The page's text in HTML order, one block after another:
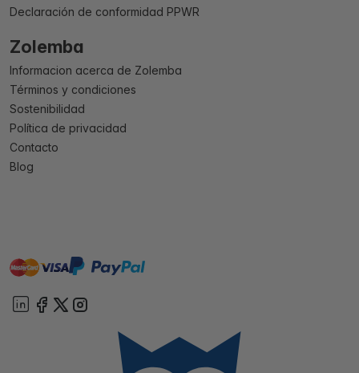
Declaración de conformidad PPWR
Zolemba
Informacion acerca de Zolemba
Términos y condiciones
Sostenibilidad
Política de privacidad
Contacto
Blog
mastervisa paypal